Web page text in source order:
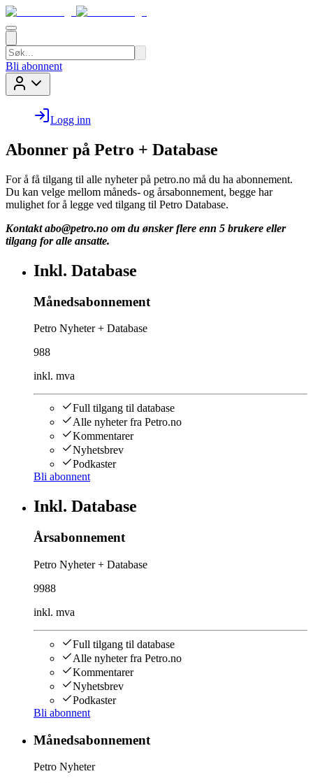
Bli abonnent
Logg inn
Abonner på Petro + Database
For å få tilgang til alle nyheter på petro.no må du ha abonnement.
Du kan velge mellom måneds- og årsabonnement, begge har
mulighet for å legge ved tilgang til Petro Database.
Kontakt abo@petro.no om du ønsker flere enn 5 brukere eller
tilgang for alle ansatte.
Inkl. Database
Månedsabonnement
Petro Nyheter + Database
988
inkl. mva
Full tilgang til database
Alle nyheter fra Petro.no
Kommentarer
Nyhetsbrev
Podkaster
Bli abonnent
Inkl. Database
Årsabonnement
Petro Nyheter + Database
9988
inkl. mva
Full tilgang til database
Alle nyheter fra Petro.no
Kommentarer
Nyhetsbrev
Podkaster
Bli abonnent
Månedsabonnement
Petro Nyheter